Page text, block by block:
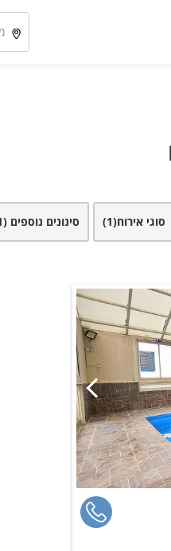
סוגי אירוח(1) סינונים נוספים (1)